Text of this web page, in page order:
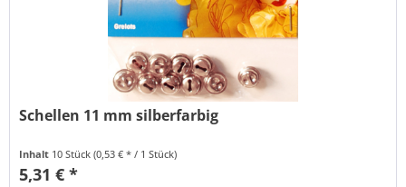
Schellen 11 mm silberfarbig
Inhalt 10 Stück(0,53 € * / 1 Stück)
5,31 € *